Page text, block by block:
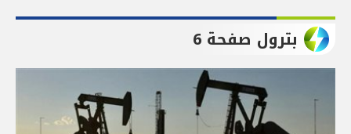
بترول صفحة 6